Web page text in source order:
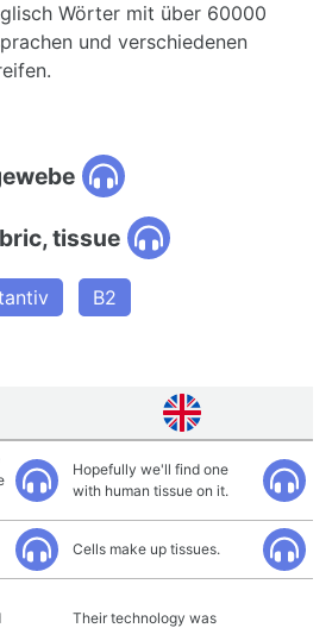
Wörter mit über 60000
und verschiedenen
tissue
B2
Hopefully we'll find one
with human tissue on it.
Cells make up tissues.
Their technology was